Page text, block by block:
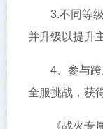
3.不同等
并升级以提升
4、参与
全服挑战，获
《战火专